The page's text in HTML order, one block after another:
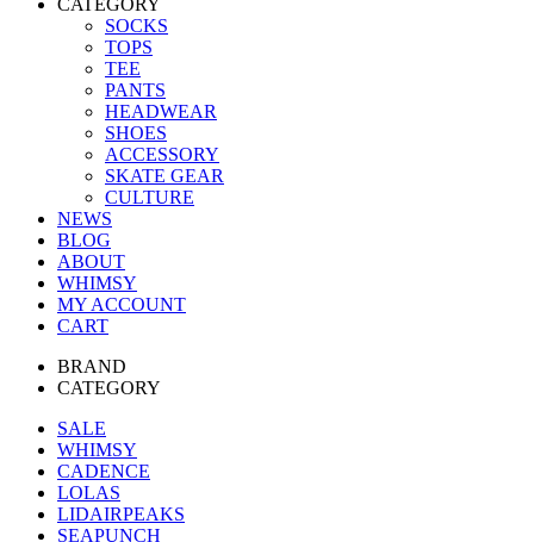
SOCKS
TOPS
TEE
PANTS
HEADWEAR
SHOES
ACCESSORY
SKATE GEAR
CULTURE
NEWS
BLOG
ABOUT
WHIMSY
MY ACCOUNT
CART
BRAND
CATEGORY
SALE
WHIMSY
CADENCE
LOLAS
LIDAIRPEAKS
SEAPUNCH